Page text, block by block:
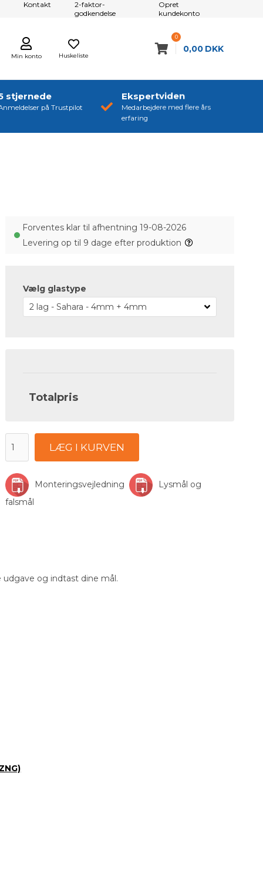
Kontakt
2-faktor-
godkendelse
Opret
kundekonto
Huskeliste
Min konto
0
0,00 DKK
stjernede
på Trustpilot
Ekspertviden
Medarbejdere med flere års
erfaring
Forventes klar til afhentning 19-08-2026
Levering op til 9 dage efter produktion
Vælg glastype
Totalpris
LÆG I KURVEN
Monteringsvejledning
Lysmål og
falsmål
og indtast dine mål.